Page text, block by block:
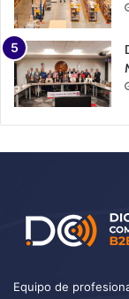
Equipo de